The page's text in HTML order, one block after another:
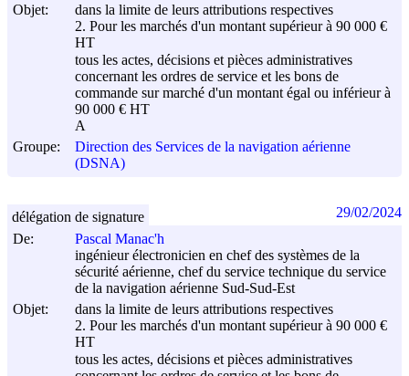
Objet:
dans la limite de leurs attributions respectives
2. Pour les marchés d'un montant supérieur à 90 000 €
HT
tous les actes, décisions et pièces administratives
concernant les ordres de service et les bons de
commande sur marché d'un montant égal ou inférieur à
90 000 € HT
A
Groupe:
Direction des Services de la navigation aérienne
(DSNA)
De:
Pascal Manac'h
ingénieur électronicien en chef des systèmes de la
sécurité aérienne, chef du service technique du service
de la navigation aérienne Sud-Sud-Est
Objet:
dans la limite de leurs attributions respectives
2. Pour les marchés d'un montant supérieur à 90 000 €
HT
tous les actes, décisions et pièces administratives
délégation de signature 29/02/2024